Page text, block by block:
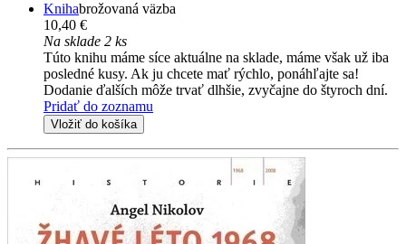
Knihabrožovaná väzba
10,40 €
Na sklade 2 ks
Túto knihu máme síce aktuálne na sklade, máme však už iba
posledné kusy. Ak ju chcete mať rýchlo, ponáhľajte sa!
Dodanie ďalších môže trvať dlhšie, zvyčajne do štyroch dní.
Pridať do zoznamu
Vložiť do košíka